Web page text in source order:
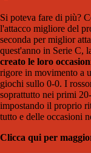
Si poteva fare di più?
l'attacco migliore del
seconda per miglior
quest'anno in Serie C,
creato le loro
rigore in movimento a
giochi sullo 0-0. I
soprattutto nei primi
impostando il proprio
tutto e delle occasioni
Clicca qui per